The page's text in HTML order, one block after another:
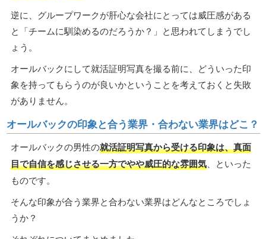
逆に、グループワークが肝心な会社にとっては威圧感がある
と「チームに馴染めるのだろうか？」と思われてしまうでし
ょう。
オールバックにして就活証明写真を撮る前に、どういった印
象を持ってもらうのが良いかということを考えておくと失敗
がありません。
オールバックの印象と合う業界・合わない業界はどこ？
オールバックの男性の就活証明写真から受ける印象は、真面
目で自信を感じさせる一方でやや威圧的な雰囲気 、といった
ものです。
そんな印象が合う業界と合わない業界はどんなところでしょ
うか？